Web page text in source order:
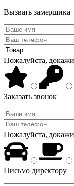
Вызвать замерщика
Пожалуйста,
Заказать звонок
Пожалуйста,
Письмо директору